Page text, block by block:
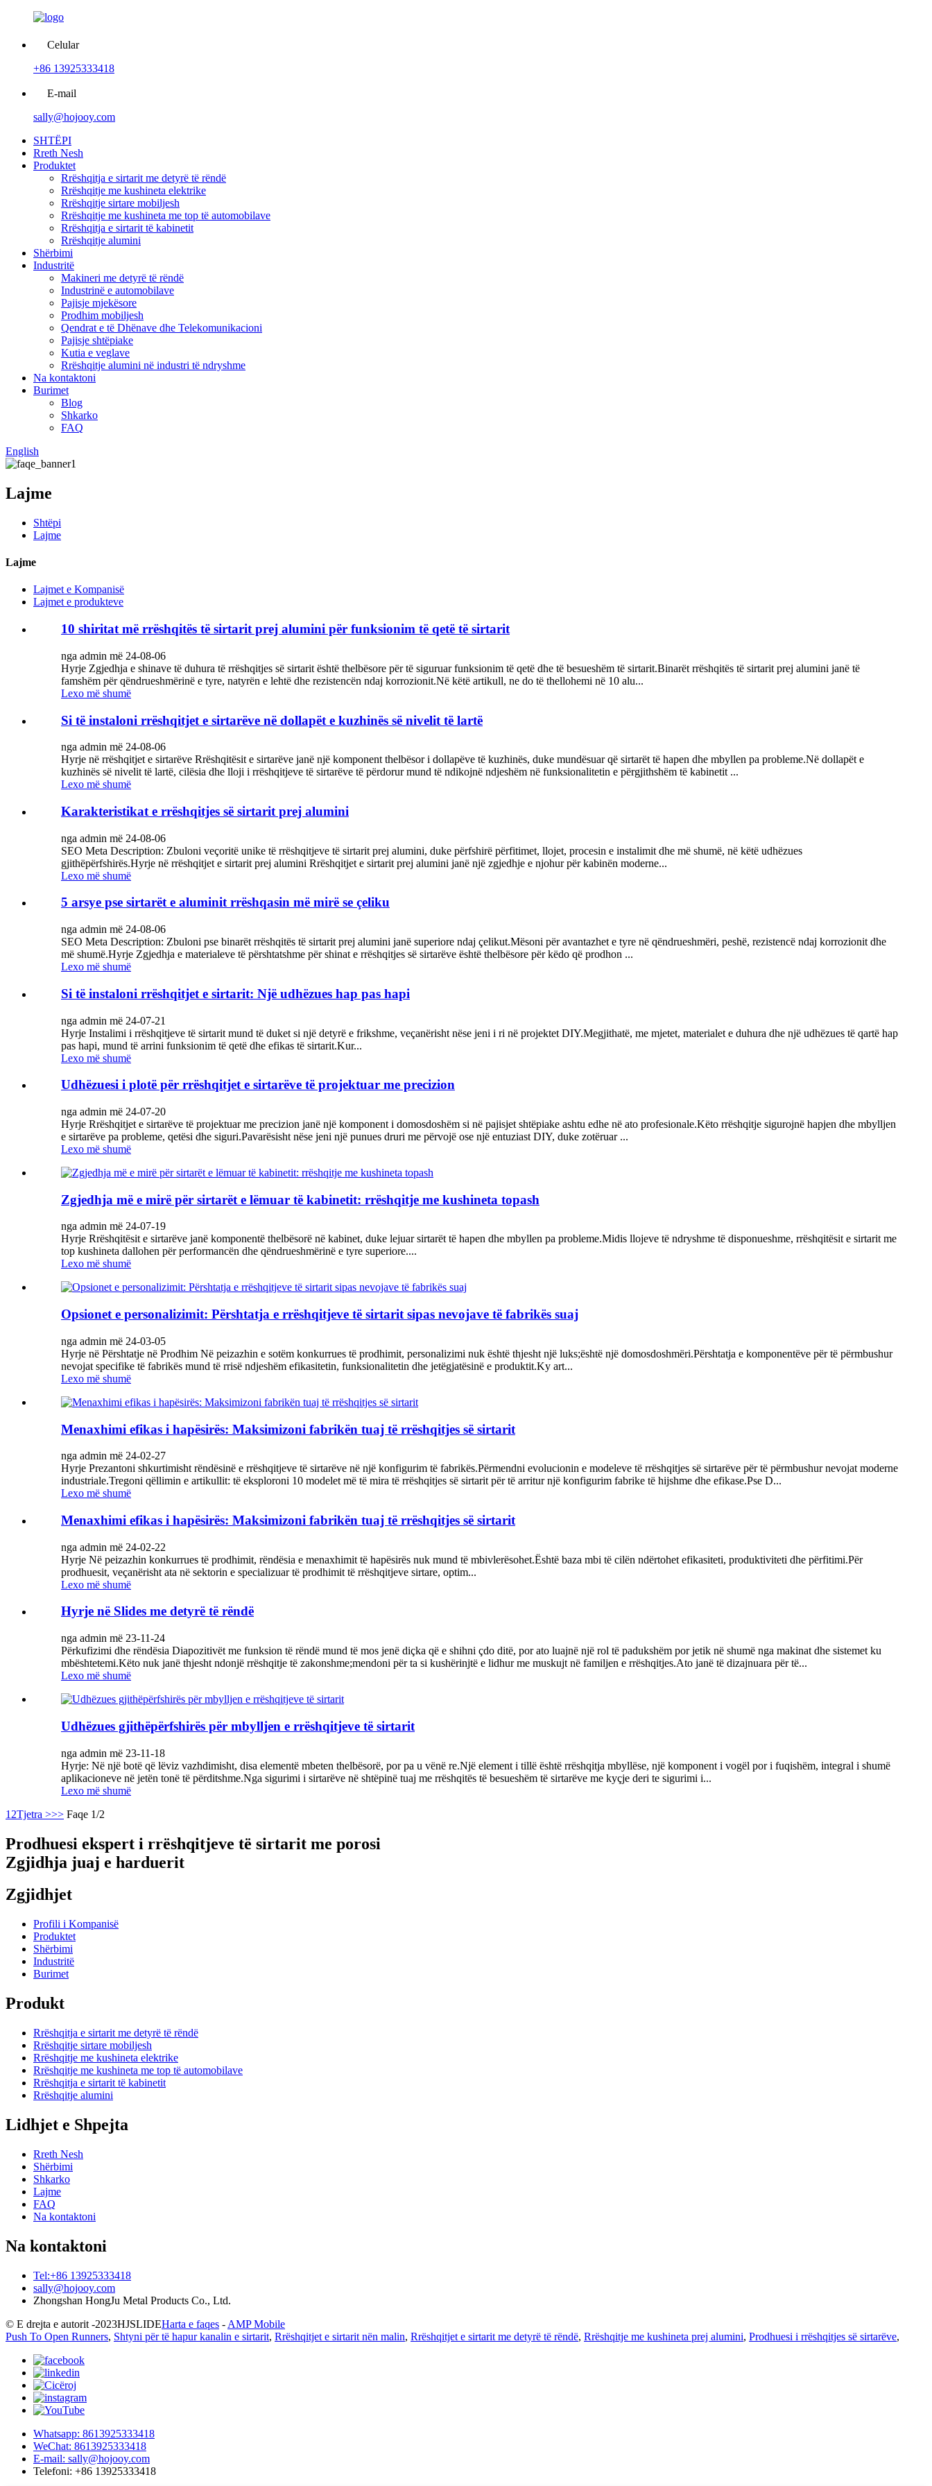
Celular
+86 13925333418
E-mail
sally@hojooy.com
SHTËPI
Rreth Nesh
Produktet
Rrëshqitja e sirtarit me detyrë të rëndë
Rrëshqitje me kushineta elektrike
Rrëshqitje sirtare mobiljesh
Rrëshqitje me kushineta me top të automobilave
Rrëshqitja e sirtarit të kabinetit
Rrëshqitje alumini
Shërbimi
Industritë
Makineri me detyrë të rëndë
Industrinë e automobilave
Pajisje mjekësore
Prodhim mobiljesh
Qendrat e të Dhënave dhe Telekomunikacioni
Pajisje shtëpiake
Kutia e veglave
Rrëshqitje alumini në industri të ndryshme
Na kontaktoni
Burimet
Blog
Shkarko
FAQ
English
Lajme
Shtëpi
Lajme
Lajme
Lajmet e Kompanisë
Lajmet e produkteve
10 shiritat më rrëshqitës të sirtarit prej alumini për funksionim të qetë të sirtarit
nga admin më 24-08-06
Hyrje Zgjedhja e shinave të duhura të rrëshqitjes së sirtarit është thelbësore për të siguruar funksionim të qetë dhe të besueshëm të sirtarit.Binarët rrëshqitës të sirtarit prej alumini janë të
famshëm për qëndrueshmërinë e tyre, natyrën e lehtë dhe rezistencën ndaj korrozionit.Në këtë artikull, ne do të thellohemi në 10 alu...
Lexo më shumë
Si të instaloni rrëshqitjet e sirtarëve në dollapët e kuzhinës së nivelit të lartë
nga admin më 24-08-06
Hyrje në rrëshqitjet e sirtarëve Rrëshqitësit e sirtarëve janë një komponent thelbësor i dollapëve të kuzhinës, duke mundësuar që sirtarët të hapen dhe mbyllen pa probleme.Në dollapët e
kuzhinës së nivelit të lartë, cilësia dhe lloji i rrëshqitjeve të sirtarëve të përdorur mund të ndikojnë ndjeshëm në funksionalitetin e përgjithshëm të kabinetit ...
Lexo më shumë
Karakteristikat e rrëshqitjes së sirtarit prej alumini
nga admin më 24-08-06
SEO Meta Description: Zbuloni veçoritë unike të rrëshqitjeve të sirtarit prej alumini, duke përfshirë përfitimet, llojet, procesin e instalimit dhe më shumë, në këtë udhëzues
gjithëpërfshirës.Hyrje në rrëshqitjet e sirtarit prej alumini Rrëshqitjet e sirtarit prej alumini janë një zgjedhje e njohur për kabinën moderne...
Lexo më shumë
5 arsye pse sirtarët e aluminit rrëshqasin më mirë se çeliku
nga admin më 24-08-06
SEO Meta Description: Zbuloni pse binarët rrëshqitës të sirtarit prej alumini janë superiore ndaj çelikut.Mësoni për avantazhet e tyre në qëndrueshmëri, peshë, rezistencë ndaj korrozionit dhe
më shumë.Hyrje Zgjedhja e materialeve të përshtatshme për shinat e rrëshqitjes së sirtarëve është thelbësore për këdo që prodhon ...
Lexo më shumë
Si të instaloni rrëshqitjet e sirtarit: Një udhëzues hap pas hapi
nga admin më 24-07-21
Hyrje Instalimi i rrëshqitjeve të sirtarit mund të duket si një detyrë e frikshme, veçanërisht nëse jeni i ri në projektet DIY.Megjithatë, me mjetet, materialet e duhura dhe një udhëzues të qartë hap
pas hapi, mund të arrini funksionim të qetë dhe efikas të sirtarit.Kur...
Lexo më shumë
Udhëzuesi i plotë për rrëshqitjet e sirtarëve të projektuar me precizion
nga admin më 24-07-20
Hyrje Rrëshqitjet e sirtarëve të projektuar me precizion janë një komponent i domosdoshëm si në pajisjet shtëpiake ashtu edhe në ato profesionale.Këto rrëshqitje sigurojnë hapjen dhe mbylljen
e sirtarëve pa probleme, qetësi dhe siguri.Pavarësisht nëse jeni një punues druri me përvojë ose një entuziast DIY, duke zotëruar ...
Lexo më shumë
Zgjedhja më e mirë për sirtarët e lëmuar të kabinetit: rrëshqitje me kushineta topash
nga admin më 24-07-19
Hyrje Rrëshqitësit e sirtarëve janë komponentë thelbësorë në kabinet, duke lejuar sirtarët të hapen dhe mbyllen pa probleme.Midis llojeve të ndryshme të disponueshme, rrëshqitësit e sirtarit me
top kushineta dallohen për performancën dhe qëndrueshmërinë e tyre superiore....
Lexo më shumë
Opsionet e personalizimit: Përshtatja e rrëshqitjeve të sirtarit sipas nevojave të fabrikës suaj
nga admin më 24-03-05
Hyrje në Përshtatje në Prodhim Në peizazhin e sotëm konkurrues të prodhimit, personalizimi nuk është thjesht një luks;është një domosdoshmëri.Përshtatja e komponentëve për të përmbushur
nevojat specifike të fabrikës mund të rrisë ndjeshëm efikasitetin, funksionalitetin dhe jetëgjatësinë e produktit.Ky art...
Lexo më shumë
Menaxhimi efikas i hapësirës: Maksimizoni fabrikën tuaj të rrëshqitjes së sirtarit
nga admin më 24-02-27
Hyrje Prezantoni shkurtimisht rëndësinë e rrëshqitjeve të sirtarëve në një konfigurim të fabrikës.Përmendni evolucionin e modeleve të rrëshqitjes së sirtarëve për të përmbushur nevojat moderne
industriale.Tregoni qëllimin e artikullit: të eksploroni 10 modelet më të mira të rrëshqitjes së sirtarit për të arritur një konfigurim fabrike të hijshme dhe efikase.Pse D...
Lexo më shumë
Menaxhimi efikas i hapësirës: Maksimizoni fabrikën tuaj të rrëshqitjes së sirtarit
nga admin më 24-02-22
Hyrje Në peizazhin konkurrues të prodhimit, rëndësia e menaxhimit të hapësirës nuk mund të mbivlerësohet.Është baza mbi të cilën ndërtohet efikasiteti, produktiviteti dhe përfitimi.Për
prodhuesit, veçanërisht ata në sektorin e specializuar të prodhimit të rrëshqitjeve sirtare, optim...
Lexo më shumë
Hyrje në Slides me detyrë të rëndë
nga admin më 23-11-24
Përkufizimi dhe rëndësia Diapozitivët me funksion të rëndë mund të mos jenë diçka që e shihni çdo ditë, por ato luajnë një rol të padukshëm por jetik në shumë nga makinat dhe sistemet ku
mbështetemi.Këto nuk janë thjesht ndonjë rrëshqitje të zakonshme;mendoni për ta si kushërinjtë e lidhur me muskujt në familjen e rrëshqitjes.Ato janë të dizajnuara për të...
Lexo më shumë
Udhëzues gjithëpërfshirës për mbylljen e rrëshqitjeve të sirtarit
nga admin më 23-11-18
Hyrje: Në një botë që lëviz vazhdimisht, disa elementë mbeten thelbësorë, por pa u vënë re.Një element i tillë është rrëshqitja mbyllëse, një komponent i vogël por i fuqishëm, integral i shumë
aplikacioneve në jetën tonë të përditshme.Nga sigurimi i sirtarëve në shtëpinë tuaj me rrëshqitës të besueshëm të sirtarëve me kyçje deri te sigurimi i...
Lexo më shumë
1 2Tjetra >>> Faqe 1/2
Prodhuesi ekspert i rrëshqitjeve të sirtarit me porosi
Zgjidhja juaj e harduerit
Zgjidhjet
Profili i Kompanisë
Produktet
Shërbimi
Industritë
Burimet
Produkt
Rrëshqitja e sirtarit me detyrë të rëndë
Rrëshqitje sirtare mobiljesh
Rrëshqitje me kushineta elektrike
Rrëshqitje me kushineta me top të automobilave
Rrëshqitja e sirtarit të kabinetit
Rrëshqitje alumini
Lidhjet e Shpejta
Rreth Nesh
Shërbimi
Shkarko
Lajme
FAQ
Na kontaktoni
Na kontaktoni
Tel:+86 13925333418
sally@hojooy.com
Zhongshan HongJu Metal Products Co., Ltd.
© E drejta e autorit -2023HJSLIDEHarta e faqes - AMP Mobile
Push To Open Runners, Shtyni për të hapur kanalin e sirtarit, Rrëshqitjet e sirtarit nën malin, Rrëshqitjet e sirtarit me detyrë të rëndë, Rrëshqitje me kushineta prej alumini, Prodhuesi i rrëshqitjes së sirtarëve,
Whatsapp: 8613925333418
WeChat: 8613925333418
E-mail: sally@hojooy.com
Telefoni: +86 13925333418